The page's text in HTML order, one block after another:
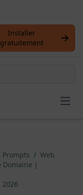
Installer
gratuitement
/ Web
Domaine |